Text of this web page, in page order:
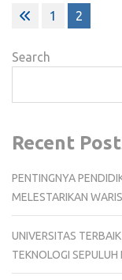
Posts
pagination
1 2
Search
Recent
PENTINGNYA
MELESTARIKAN
UNIVERSITAS
TEKNOLOGI